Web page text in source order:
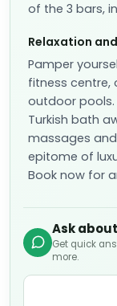
of the 3 bars,
Relaxation
Pamper
fitness centre,
outdoor pools.
Turkish bath
massages
epitome of
Book now for
Ask
Get quick
more.